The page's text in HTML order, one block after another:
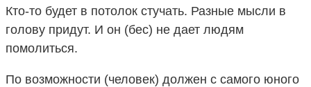
Кто-то будет в потолок стучать. Разные мысли в
голову придут. И он (бес) не дает людям
помолиться.
По возможности (человек) должен с самого юного